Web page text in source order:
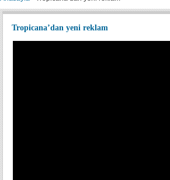
Tropicana’dan yeni reklam